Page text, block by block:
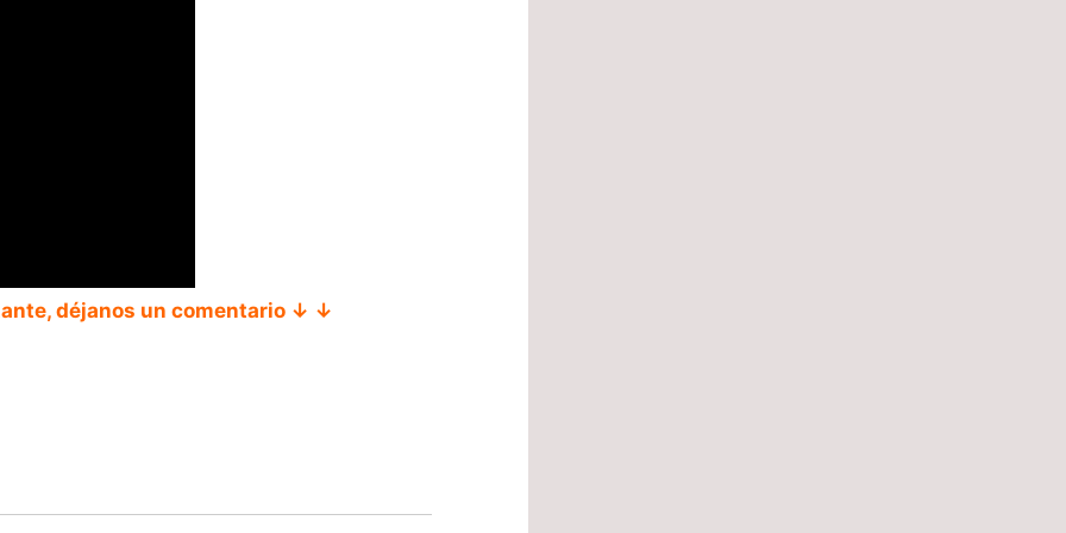
déjanos un comentario ↓ ↓